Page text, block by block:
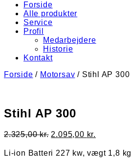
Forside
Alle produkter
Service
Profil
Medarbejdere
Historie
Kontakt
Forside / Motorsav / Stihl AP 300
Stihl AP 300
2.325,00kr. Den
pris
2.095,00 kr.
pris
Li-ion Batteri 227 kw, vægt 1,8 kg